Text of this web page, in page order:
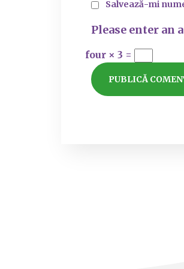
Salvează-mi
Please enter an
four × 3 =